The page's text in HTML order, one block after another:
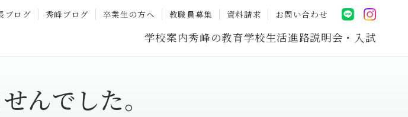
ブログ 秀峰ブログ 卒業生の方へ 教職員募集 資料請求 お問い合わせ
学校案内秀峰の教育学校生活進路説明会・入試
んでした。